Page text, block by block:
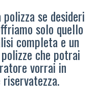
se desideri
solo quello
completa e un
che potrai
vorrai in